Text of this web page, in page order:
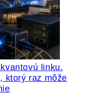
linku.
ktorý raz môže